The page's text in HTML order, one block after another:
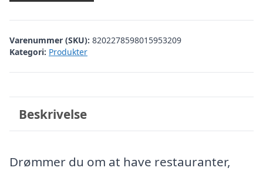
Varenummer (SKU): 8202278598015953209
Kategori: Produkter
Beskrivelse
Drømmer du om at have restauranter,